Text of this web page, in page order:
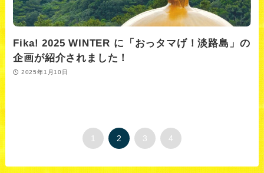
Fika! 2025 WINTER に「おっタマげ！淡路島」の
企画が紹介されました！
2025年1月10日
1 2 3 4